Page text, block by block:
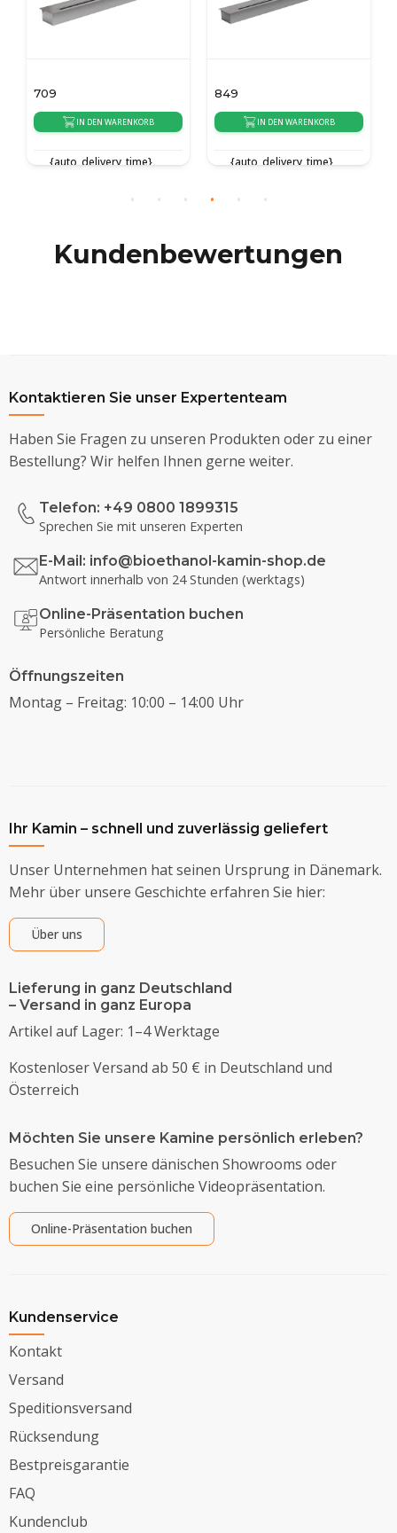
709
IN DEN WARENKORB
{auto_delivery_time}
849
IN DEN WARENKORB
{auto_delivery_time}
Kundenbewertungen
Kontaktieren Sie unser Expertenteam
Haben Sie Fragen zu unseren Produkten oder zu einer
Bestellung? Wir helfen Ihnen gerne weiter.
Telefon: +49 0800 1899315
Sprechen Sie mit unseren Experten
E-Mail: info@bioethanol-kamin-shop.de
Antwort innerhalb von 24 Stunden (werktags)
Online-Präsentation buchen
Persönliche Beratung
Öffnungszeiten
Montag – Freitag: 10:00 – 14:00 Uhr
Ihr Kamin – schnell und zuverlässig geliefert
Unser Unternehmen hat seinen Ursprung in Dänemark.
Mehr über unsere Geschichte erfahren Sie hier:
Über uns
Lieferung in ganz Deutschland
– Versand in ganz Europa
Artikel auf Lager: 1–4 Werktage
Kostenloser Versand ab 50 € in Deutschland und
Österreich
Möchten Sie unsere Kamine persönlich erleben?
Besuchen Sie unsere dänischen Showrooms oder
buchen Sie eine persönliche Videopräsentation.
Online-Präsentation buchen
Kundenservice
Kontakt
Versand
Speditionsversand
Rücksendung
Bestpreisgarantie
FAQ
Kundenclub